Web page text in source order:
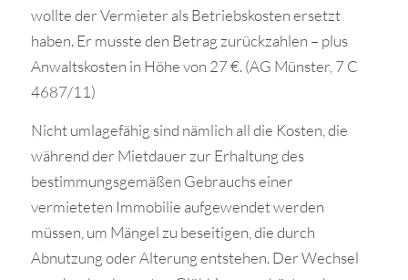
wollte der Vermieter als Betriebskosten ersetzt
haben. Er musste den Betrag zurückzahlen – plus
Anwaltskosten in Höhe von 27 €. (AG Münster, 7 C
4687/11)
Nicht umlagefähig sind nämlich all die Kosten, die
während der Mietdauer zur Erhaltung des
bestimmungsgemäßen Gebrauchs einer
vermieteten Immobilie aufgewendet werden
müssen, um Mängel zu beseitigen, die durch
Abnutzung oder Alterung entstehen. Der Wechsel